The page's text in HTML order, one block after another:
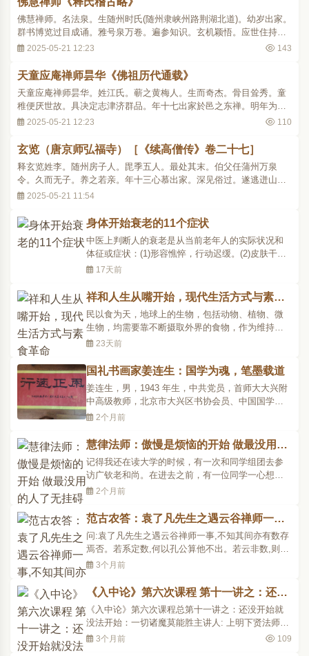
佛慧禅师。名法泉。生随州时氏(随州隶峡州路荆湖北道)。幼岁出家。
群书博览过目成诵。雅号泉万卷。遍参知识。玄机颖悟。应世住持。
屡迁太刹。住蒋山日 (江东建康)因雪上堂。召大众曰。还有过得此色
林下何曾见一人。上堂。快人一言。快马..
2025-05-21 12:23 143
天童应庵禅师昙华《佛祖历代通载》
天童应庵禅师昙华。姓江氏。蕲之黄梅人。生而奇杰。骨目耸秀。童
稚便厌世故。具决定志津济群品。年十七出家於邑之东禅。明年为大
僧。又明年杖锡参方首谒随州水南遂和上。染指法味。乃上云居。圆
悟入蜀。指似往见彰教隆于宣。隆其子也。隆..
2025-05-21 12:23 110
玄览（唐京师弘福寺）［《续高僧传》卷二十七］
释玄览姓李。随州房子人。毘季五人。最处其末。伯父任蒲州万泉
令。久而无子。养之若亲。年十三心慕出家。深见俗过。遂逃迸山
谷。北达汾州超禅师所。见其言情博远。即依而出家。令既失之。遣
愿深照也。伯乃愍而放之。贞观年初入京蒙度。配..
2025-05-21 11:54
身体开始衰老的11个症状
中医上判断人的衰老是从当前老年人的实际状况和
体征或症状：(1)形容憔悴，行动迟缓。(2)皮肤干
燥，弹性差，尤以脸部为甚。有的可出现老年斑。
力、味觉均差。牙齿松动，消化吸收功能减退。(5)
尿液颇多，大便时溏时秘，排便无力。(6)脉象微弱
迟缓无力，舌质..
17天前
祥和人生从嘴开始，现代生活方式与素食
革命
民以食为天，地球上的生物，包括动物、植物、微
生物，均需要靠不断摄取外界的食物，作为维持生
命的能量及营养来源。在所有生物种类中，又以人
命，主要吃些野果、根、茎作为摄食的主要来源，
随后慢慢演变，以火烤野生动物，进一步到煮熟各
类食物来滋养身体..
23天前
国礼书画家姜连生：国学为魂，笔墨载道
姜连生，男，1943 年生，中共党员，首师大大兴附
中高级教师，北京市大兴区书协会员、中国国学书
协理事、北京华韵诗联书画院研究员、国际书协会
名家。一、坎坷砺志，自强不息先生自幼历经磨
难：一岁随父母逃荒，八岁丧母，17 岁丧父。然逆
境自强，1959 年..
2个月前
慧律法师：傲慢是烦恼的开始 做最没用的
人了无挂碍
记得我还在读大学的时候，有一次和同学组团去参
访广钦老和尚。在进去之前，有一位同学一心想要
和广钦老和尚辩。一进门，尚末开口，广钦老和尚
知道，辩论不好！这位同学一听，吓得不敢出声，
他心想：我在想什么，广钦老和尚怎么会知道呢？
老和尚接著说：辩..
2个月前
范古农答：袁了凡先生之遇云谷禅师一事,
不知其间亦有数存焉否
问:袁了凡先生之遇云谷禅师一事,不知其间亦有数存
焉否。若系定数,何以孔公算他不出。若云非数,则何
以解于万事皆有定数之定理。范古农答:言数言命均
若何而发生变化,非有定量也。若就能知一边而言,凡
夫以推测知,圣人以神通知。又惟佛知最尽。定数者,
即就..
3个月前
《入中论》第六次课程 第十一讲之：还没
开始就没法开始：一切诸魔莫能胜
《入中论》第六次课程总第十一讲之：还没开始就
没法开始：一切诸魔莫能胜主讲人: 上明下贤法师主
办：北大禅学社时间：2009年4月25日晚地点：北京
3个月前 109